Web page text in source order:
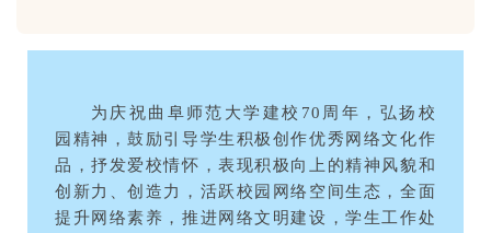
为庆祝曲阜师范大学建校70周年，弘扬校
园精神，鼓励引导学生积极创作优秀网络文化作
品，抒发爱校情怀，表现积极向上的精神风貌和
创新力、创造力，活跃校园网络空间生态，全面
提升网络素养，推进网络文明建设，学生工作处